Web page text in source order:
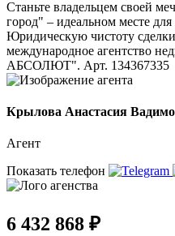
Станьте владельцем своей
город" – идеальном месте
Юридическую чистоту
международное агентство
АБСОЛЮТ". Арт. 134367335
Крылова Анастасия
Агент
Показать телефон
6 432 868 ₽